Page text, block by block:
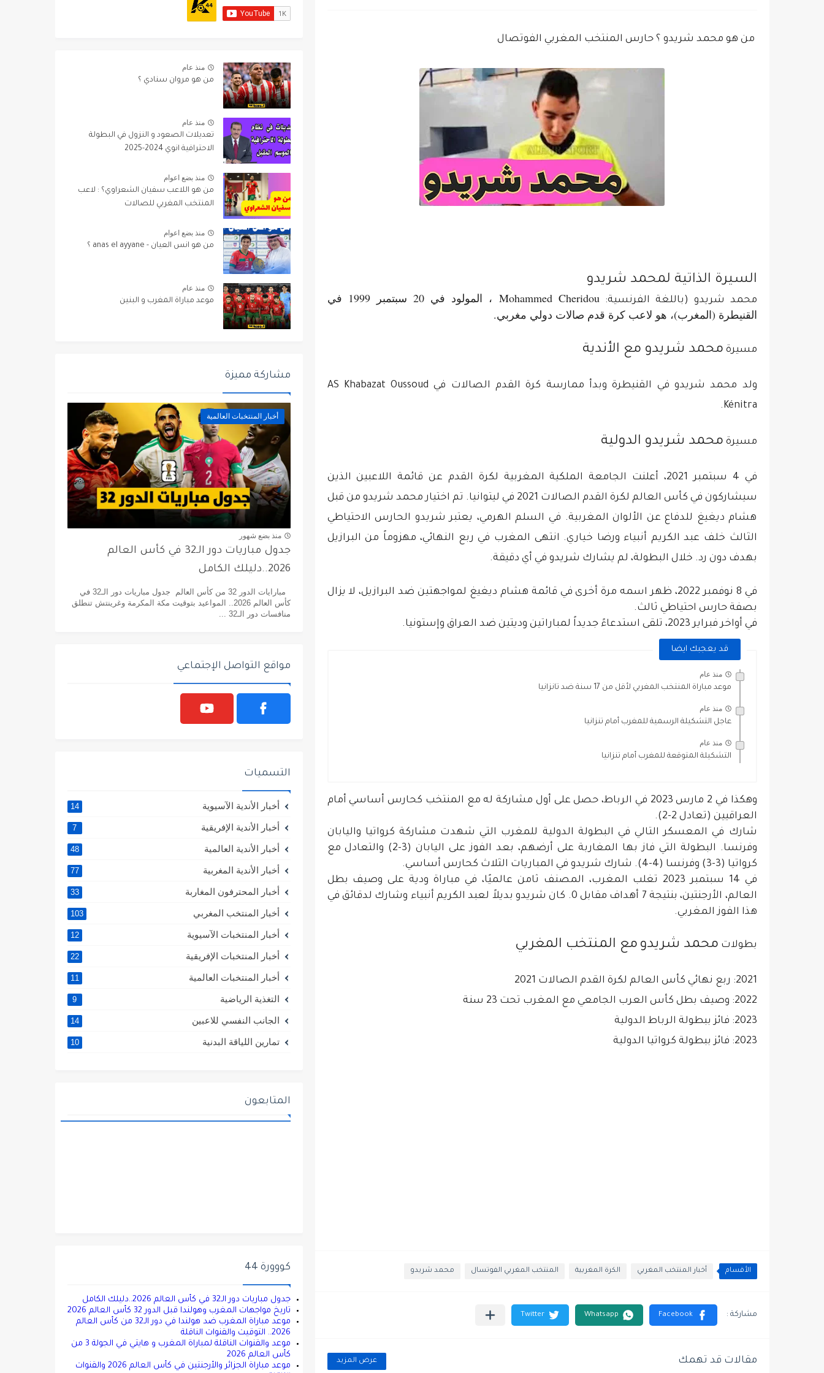
من هو محمد شريدو ؟ حارس المنتخب المغربي الفوتصال
السيرة الذاتية لمحمد شريدو
محمد شريدو (باللغة الفرنسية:Mohammed Cheridou
، المولود في 20 سبتمبر 1999 في
القنيطرة (المغرب)، هو لاعب كرة قدم صالات دولي مغربي.
مسيرة محمد شريدو مع الأندية
ولد محمد شريدو في القنيطرة وبدأ ممارسة كرة القدم الصالات في AS Khabazat Oussoud
Kénitra.
مسيرة محمد شريدو الدولية
في 4 سبتمبر 2021، أعلنت الجامعة الملكية المغربية لكرة القدم عن قائمة اللاعبين الذين
سيشاركون في كأس العالم لكرة القدم الصالات 2021 في ليتوانيا. تم اختيار محمد شريدو من قبل
هشام ديغيغ للدفاع عن الألوان المغربية. في السلم الهرمي، يعتبر شريدو الحارس الاحتياطي
الثالث خلف عبد الكريم أنبياء ورضا خياري. انتهى المغرب في ربع النهائي، مهزوماً من البرازيل
بهدف دون رد. خلال البطولة، لم يشارك شريدو في أي دقيقة.
في 8 نوفمبر 2022، ظهر اسمه مرة أخرى في قائمة هشام ديغيغ لمواجهتين ضد البرازيل، لا يزال
بصفة حارس احتياطي ثالث.
في أواخر فبراير 2023، تلقى استدعاءً جديداً لمباراتين وديتين ضد العراق وإستونيا.
قد يعجبك ايضا
منذ عام
موعد مباراة المنتخب المغربي لأقل من 17 سنة ضد تانزانيا
منذ عام
عاجل التشكيلة الرسمية للمغرب أمام تنزانيا
منذ عام
التشكيلة المتوقعة للمغرب أمام تنزانيا
وهكذا في 2 مارس 2023 في الرباط، حصل على أول مشاركة له مع المنتخب كحارس أساسي أمام
العراقيين (تعادل 2-2).
شارك في المعسكر التالي في البطولة الدولية للمغرب التي شهدت مشاركة كرواتيا واليابان
وفرنسا. البطولة التي فاز بها المغاربة على أرضهم، بعد الفوز على اليابان (3-2) والتعادل مع
كرواتيا (3-3) وفرنسا (4-4). شارك شريدو في المباريات الثلاث كحارس أساسي.
في 14 سبتمبر 2023 تغلب المغرب، المصنف ثامن عالميًا، في مباراة ودية على وصيف بطل
العالم، الأرجنتين، بنتيجة 7 أهداف مقابل 0. كان شريدو بديلاً لعبد الكريم أنبياء وشارك لدقائق في
هذا الفوز المغربي.
بطولات محمد شريدو مع المنتخب المغربي
2021: ربع نهائي كأس العالم لكرة القدم الصالات 2021
2022: وصيف بطل كأس العرب الجامعي مع المغرب تحت 23 سنة
2023: فائز ببطولة الرباط الدولية
2023: فائز ببطولة كرواتيا الدولية
الأقسام أخبار المنتخب المغربي الكرة المغربية المنتخب المغربي الفوتسال محمد شريدو
مقالات قد تهمك عرض المزيد
منذ عام
من هو مروان سنادي ؟
منذ عام
تعديلات الصعود و النزول في البطولة
الاحترافية انوي 2024-2025
منذ بضع اعوام
من هو اللاعب سفيان الشعراوي؟ : لاعب
المنتخب المغربي للصالات
منذ بضع اعوام
من هو انس العيان - anas el ayyane ؟
منذ عام
موعد مباراة المغرب و البنين
مشاركة مميزة
أخبار المنتخبات العالمية
منذ بضع شهور
جدول مباريات دور الـ32 في كأس العالم
2026..دليلك الكامل
مبارايات الدور 32 من كأس العالم جدول مباريات دور الـ32 في
كأس العالم 2026.. المواعيد بتوقيت مكة المكرمة وغرينتش تنطلق
منافسات دور الـ32 ...
مواقع التواصل الإجتماعي
التسميات
أخبار الأندية الآسيوية 14
أخبار الأندية الإفريقية 7
أخبار الأندية العالمية 48
أخبار الأندية المغربية 77
أخبار المحترفون المغاربة 33
أخبار المنتخب المغربي 103
أخبار المنتخبات الآسيوية 12
أخبار المنتخبات الإفريقية 22
أخبار المنتخبات العالمية 11
التغذية الرياضية 9
الجانب النفسي للاعبين 14
تمارين اللياقة البدنية 10
المتابعون
كووورة 44
جدول مباريات دور الـ32 في كأس العالم 2026..دليلك الكامل
تاريخ مواجهات المغرب وهولندا قبل الدور 32 كأس العالم 2026
موعد مباراة المغرب ضد هولندا في دور الـ32 من كأس العالم
2026.. التوقيت والقنوات الناقلة
موعد والقنوات الناقلة لمباراة المغرب و هايتي في الجولة 3 من
كأس العالم 2026
موعد مباراة الجزائر والأرجنتين في كأس العالم 2026 والقنوات